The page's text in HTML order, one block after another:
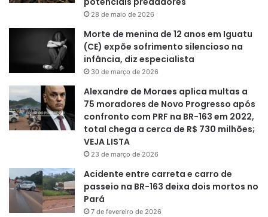
28 de maio de 2026
Morte de menina de 12 anos em Iguatu
(CE) expõe sofrimento silencioso na
infância, diz especialista
30 de março de 2026
Alexandre de Moraes aplica multas a
75 moradores de Novo Progresso após
confronto com PRF na BR-163 em 2022,
total chega a cerca de R$ 730 milhões;
VEJA LISTA
23 de março de 2026
Acidente entre carreta e carro de
passeio na BR-163 deixa dois mortos no
Pará
7 de fevereiro de 2026